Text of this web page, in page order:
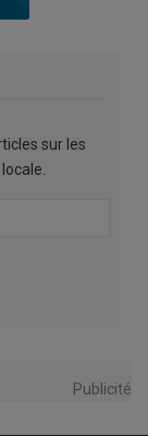
sur les
Publicité